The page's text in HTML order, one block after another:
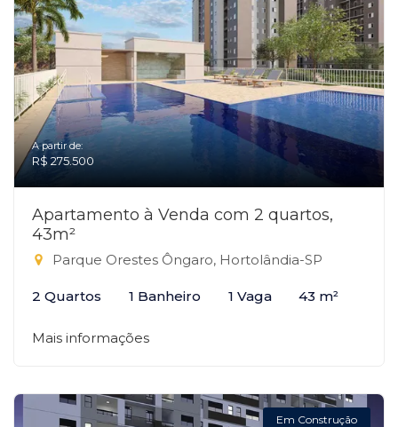
A partir de:
R$ 275.500
Apartamento à Venda com 2 quartos,
43m²
Parque Orestes Ôngaro, Hortolândia-SP
2 Quartos 1 Banheiro 1 Vaga 43 m²
Mais informações
Em Construção